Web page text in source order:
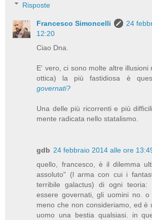
Risposte
Francesco Simoncelli
24
12:20
Ciao Dna.
E' vero, ci sono molte altre illusioni
ottica) la più fastidiosa è
governati?
Una delle più ricorrenti e più
mente radicata nello statalismo.
gdb 24 febbraio 2014 alle ore
quello, francesco, è il dilemma
assoluto" (l arma con cui i
terribile galactus) di ogni teoria:
essere governati, gli uomini no.
meno che non consideriamo, ed è
uomo una bestia qualsiasi. in